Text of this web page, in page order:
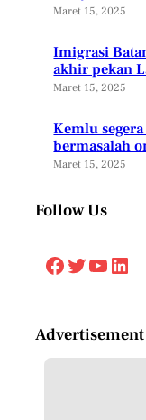
Maret 15, 2025
Imigrasi
akhir pekan
Maret 15, 2025
Kemlu
bermasalah
Maret 15, 2025
Follow Us
Facebook Twitter YouTube LinkedIn
Advertisement